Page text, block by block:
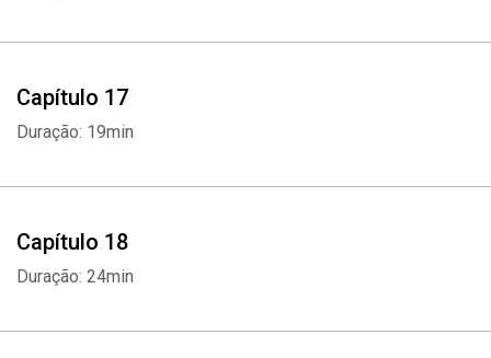
Capítulo 17
Duração: 19min
Capítulo 18
Duração: 24min